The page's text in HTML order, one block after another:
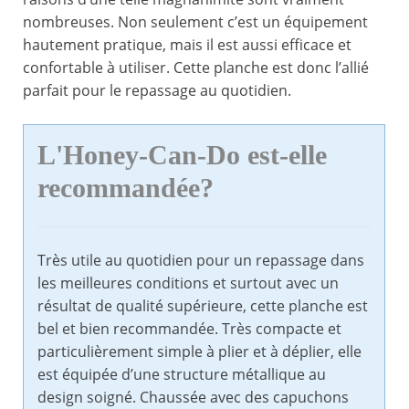
nombreuses. Non seulement c’est un équipement
hautement pratique, mais il est aussi efficace et
confortable à utiliser. Cette planche est donc l’allié
parfait pour le repassage au quotidien.
L'Honey-Can-Do est-elle
recommandée?
Très utile au quotidien pour un repassage dans
les meilleures conditions et surtout avec un
résultat de qualité supérieure, cette planche est
bel et bien recommandée. Très compacte et
particulièrement simple à plier et à déplier, elle
est équipée d’une structure métallique au
design soigné. Chaussée avec des capuchons